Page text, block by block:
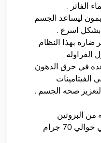
الفاتر .
ليساعد الجسم
اسرع .
ضاره بهذا النظام
الفراوله
في حرق الدهون
الفيتامينات
لتعزيز صحه الجسم .
من البروتين
الحيواني او النباتي حوالي 70 جرام